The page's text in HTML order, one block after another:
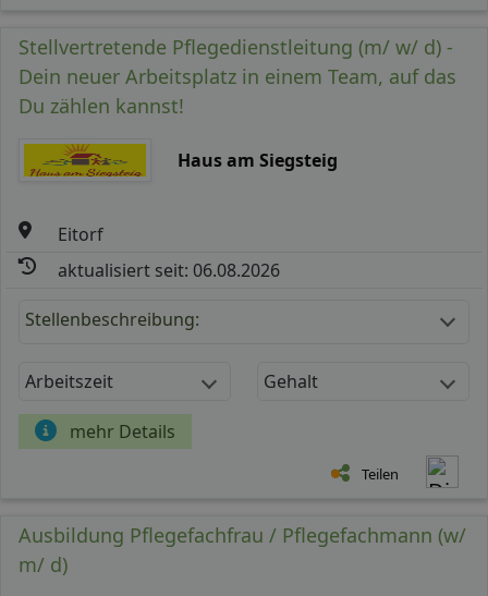
Stellvertretende Pflegedienstleitung (m/ w/ d) -
Dein neuer Arbeitsplatz in einem Team, auf das
Du zählen kannst!
Haus am Siegsteig
Eitorf
aktualisiert seit: 06.08.2026
Stellenbeschreibung:
Arbeitszeit Gehalt
mehr Details
Teilen
Ausbildung Pflegefachfrau / Pflegefachmann (w/
m/ d)